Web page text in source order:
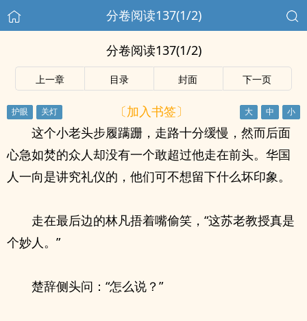
分卷阅读137(1/2)
分卷阅读137(1/2)
上一章 目录 封面 下一页
〔加入书签〕
这个小老头步履蹒跚，走路十分缓慢，然而后面
心急如焚的众人却没有一个敢超过他走在前头。华国
人一向是讲究礼仪的，他们可不想留下什么坏印象。
走在最后边的林凡捂着嘴偷笑，“这苏老教授真是
个妙人。”
楚辞侧头问：“怎么说？”